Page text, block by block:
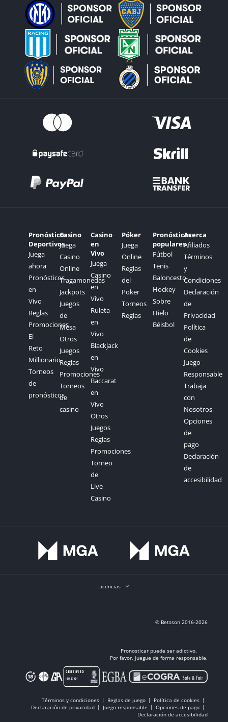
Pronósticos
Deportivos
Juega
ahora
Pronósticos
en
Vivo
Reglas
Promociones
El
Reto
Millionario
Torneos
de
pronósticos
Casino
Juega
Casino
Online
Tragamonedas
Jackpots
Juegos
de
Mesa
Otros
Juegos
Reglas
Promociones
Torneos
de
casino
Casino
en
Vivo
Juega
Casino
en
Vivo
Ruleta
en
Vivo
Blackjack
en
Vivo
Baccarat
en
Vivo
Otros
Juegos
Reglas
Promociones
Torneo
de
Live
Casino
Póker
Juega
Online
Reglas
del
Poker
Torneos
Reglas
Pronósticos
populares
Fútbol
Tenis
Baloncesto
Hockey
Sobre
Hielo
Béisbol
Acerca
Afiliados
Términos
y
Condiciones
Declaración
de
Privacidad
Política
de
Cookies
Juego
Responsable
Trabaja
con
Nosotros
Opciones
de
pago
Declaración
de
accesibilidad
Licencias
© Betsson 2016-2026
Pronosticar puede ser adictivo.
Por favor, juegue de forma responsable.
Términos y condiciones Reglas de juego
Política de cookies
Declaración de privacidad
Juego responsable
Opciones de pago
Declaración de accesibilidad